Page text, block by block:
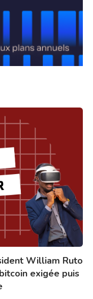
William Ruto
exigée puis